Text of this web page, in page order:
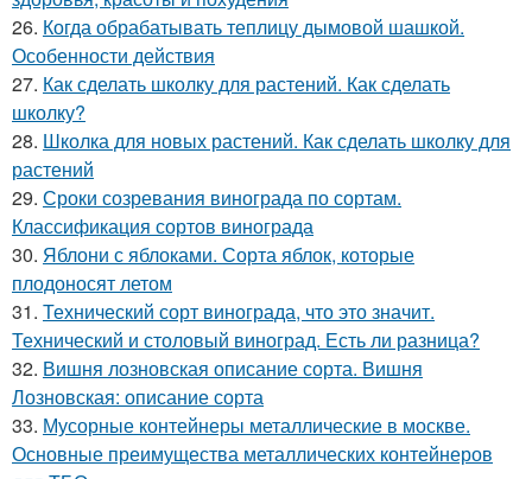
26. Когда обрабатывать теплицу дымовой шашкой.
Особенности действия
27. Как сделать школку для растений. Как сделать
школку?
28. Школка для новых растений. Как сделать школку для
растений
29. Сроки созревания винограда по сортам.
Классификация сортов винограда
30. Яблони с яблоками. Сорта яблок, которые
плодоносят летом
31. Технический сорт винограда, что это значит.
Технический и столовый виноград. Есть ли разница?
32. Вишня лозновская описание сорта. Вишня
Лозновская: описание сорта
33. Мусорные контейнеры металлические в москве.
Основные преимущества металлических контейнеров